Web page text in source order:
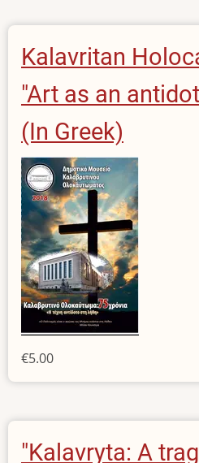
Kalavritan
"Art as an
(In Greek)
€5.00
"Kalavryta: A